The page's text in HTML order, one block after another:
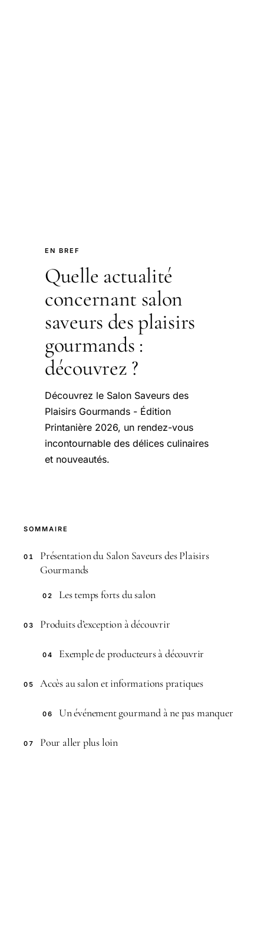
EN BREF
Quelle actualité
concernant salon
saveurs des plaisirs
gourmands :
découvrez ?
Découvrez le Salon Saveurs des
Plaisirs Gourmands - Édition
Printanière 2026, un rendez-vous
incontournable des délices culinaires
et nouveautés.
SOMMAIRE
01
Présentation du Salon Saveurs des Plaisirs
Gourmands
02 Les temps forts du salon
03 Produits d’exception à découvrir
04 Exemple de producteurs à découvrir
05 Accès au salon et informations pratiques
06 Un événement gourmand à ne pas manquer
07 Pour aller plus loin